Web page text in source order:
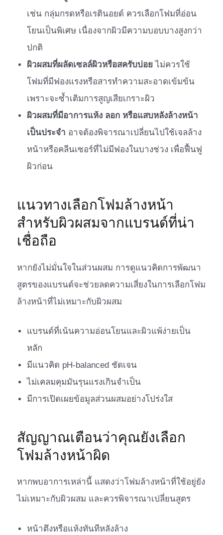
เช่น กลุ่มกรดหรือเรตินอยด์ ควรเลือกโฟมที่อ่อน
โยนเป็นพิเศษ เนื่องจากผิวมีความบอบบางสูงกว่า
ปกติ
ผิวผสมที่ผลัดเซลล์ผิวหรือสครับบ่อย ไม่ควรใช้
โฟมที่มีฟองแรงหรือสารทำความสะอาดเข้มข้น
เพราะจะซ้ำเติมการสูญเสียเกราะผิว
ผิวผสมที่มีอาการแห้ง ลอก หรือแสบหลังล้างหน้า
เป็นประจำ อาจต้องพิจารณาเปลี่ยนไปใช้เจลล้าง
หน้าหรือคลีนเซอร์ที่ไม่มีฟองในบางช่วง เพื่อฟื้นฟู
ผิวก่อน
แนวทางเลือกโฟมล้างหน้า
สำหรับผิวผสมจากแบรนด์ที่น่า
เชื่อถือ
หากยังไม่มั่นใจในส่วนผสม การดูแนวคิดการพัฒนา
สูตรของแบรนด์จะช่วยลดความเสี่ยงในการเลือกโฟม
ล้างหน้าที่ไม่เหมาะกับผิวผสม
แบรนด์ที่เน้นความอ่อนโยนและผิวแพ้ง่ายเป็น
หลัก
มีแนวคิด pH-balanced ชัดเจน
ไม่เคลมคุมมันรุนแรงเกินจำเป็น
มีการเปิดเผยข้อมูลส่วนผสมอย่างโปร่งใส
สัญญาณเตือนว่าคุณยังเลือก
โฟมล้างหน้าผิด
หากพบอาการเหล่านี้ แสดงว่าโฟมล้างหน้าที่ใช้อยู่ยัง
ไม่เหมาะกับผิวผสม และควรพิจารณาเปลี่ยนสูตร
หน้าตึงหรือแห้งทันทีหลังล้าง